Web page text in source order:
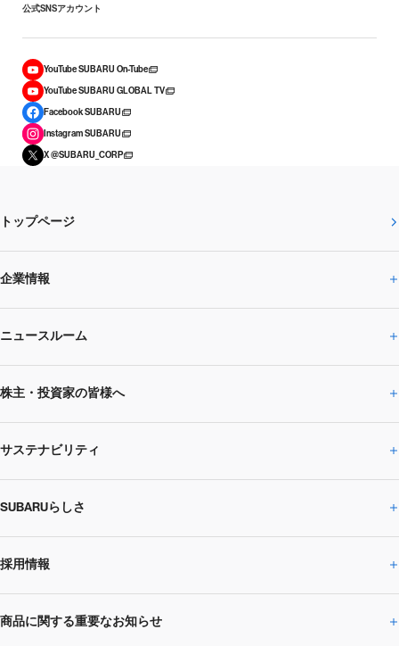
公式SNSアカウント
YouTube SUBARU On-Tube
YouTube SUBARU GLOBAL TV
Facebook SUBARU
Instagram SUBARU
X @SUBARU_CORP
トップページ
企業情報
企業情報トップ
SUBARUのありたい姿
SUBARU 2025方針
ニュースルーム
ニュースルームトップ
ニュースリリース
閉じる
株主・投資家の皆様へ
株主・投資家の皆様へトップ
企業・経営
IRライブラリー
株主・投資家サポート
サステナビリティ
サステナビリティトップ
CEOサステナビリティ
環境
SUBARUらしさ
SUBARUらしさトップ
SUBARUびと
採用情報
採用情報トップ
商品に関する重要なお知らせ